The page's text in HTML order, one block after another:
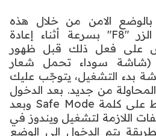
بالوضع الامن من خلال هذه
الطريقة اضغط على الزر "F8" بسرعة أثناء إعادة
على فعل ذلك قبل ظهور
(شاشة سوداء تحمل شعار
بدء التشغيل، يتوجّب عليك
من جديد. بعد الدخول
للشاشة السوداء اضغط على كلمة Safe Mode وبعد
اللازمة لتشغيل ويندوز في
يتم الدخول الى الوضع